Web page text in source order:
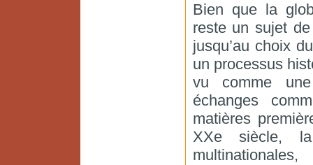
Bien que la
reste un sujet
jusqu’au choix
un processus
vu comme une
échanges
matières
XXe siècle, la